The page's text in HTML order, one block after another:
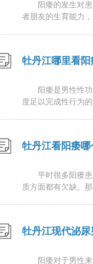
阳痿的发生对
者朋友的生育能力
牡丹江哪里看
阳痿是男性性
度足以完成性行为
牡丹江看阳痿
平时很多阳痿
质方面都有欠缺。
牡丹江现代泌
阳痿对于男性